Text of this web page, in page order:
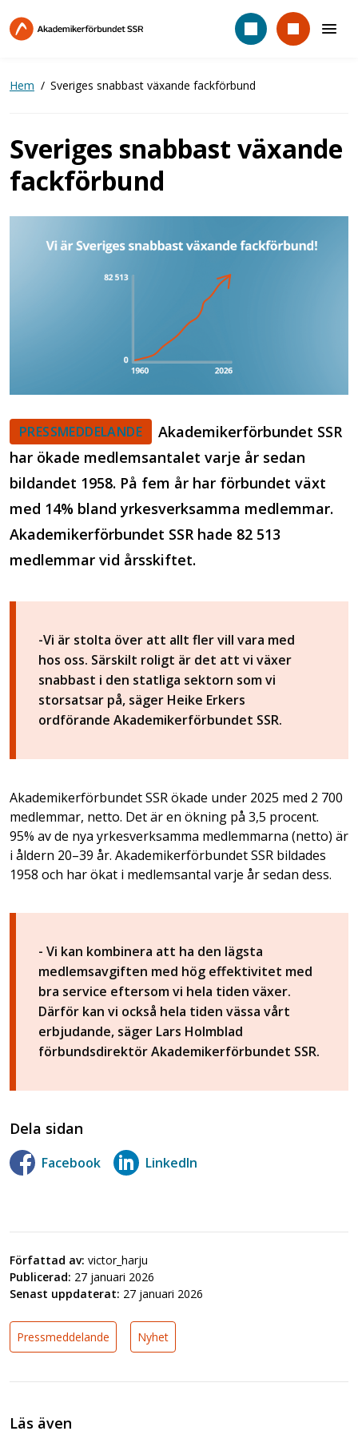
till
Hem Sveriges snabbast växande fackförbund
Sveriges snabbast växande
fackförbund
PRESSMEDDELANDE
Akademikerförbundet SSR
har ökade medlemsantalet varje år sedan
bildandet 1958. På fem år har förbundet växt
med 14% bland yrkesverksamma medlemmar.
Akademikerförbundet SSR hade 82 513
medlemmar vid årsskiftet.
-Vi är stolta över att allt fler vill vara med
hos oss. Särskilt roligt är det att vi växer
snabbast i den statliga sektorn som vi
storsatsar på, säger Heike Erkers
ordförande Akademikerförbundet SSR.
Akademikerförbundet SSR ökade under 2025 med 2 700
medlemmar, netto. Det är en ökning på 3,5 procent.
95% av de nya yrkesverksamma medlemmarna (netto) är
i åldern 20–39 år. Akademikerförbundet SSR bildades
1958 och har ökat i medlemsantal varje år sedan dess.
- Vi kan kombinera att ha den lägsta
medlemsavgiften med hög effektivitet med
bra service eftersom vi hela tiden växer.
Därför kan vi också hela tiden vässa vårt
erbjudande, säger Lars Holmblad
förbundsdirektör Akademikerförbundet SSR.
Dela sidan
Facebook LinkedIn
Författad av: victor_harju
Publicerad: 27 januari 2026
Senast uppdaterat: 27 januari 2026
Pressmeddelande Nyhet
Läs även